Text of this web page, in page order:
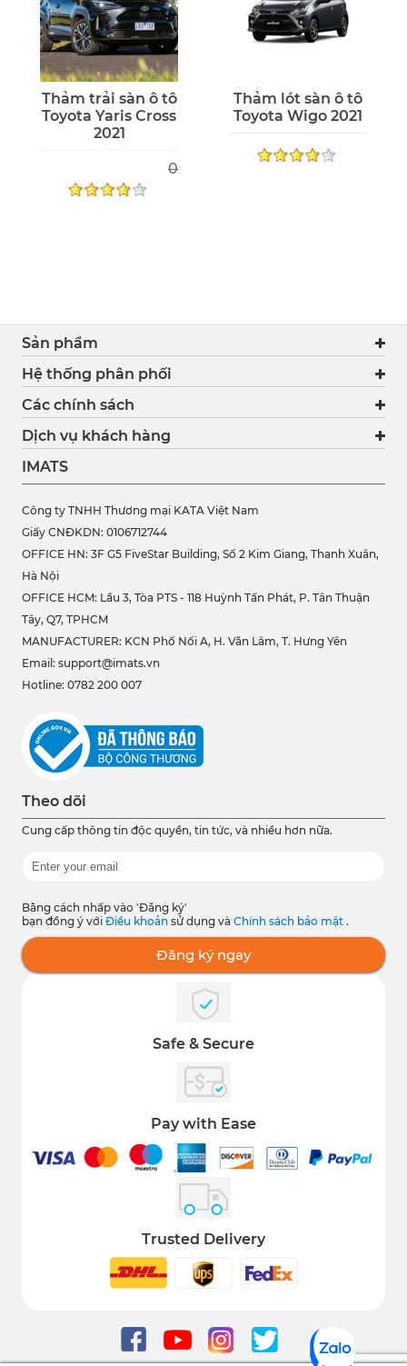
Thảm trải sàn ô tô
Toyota Yaris Cross
2021
0
Thảm lót sàn ô tô
Toyota Wigo 2021
Sản phẩm
Hệ thống phân phối
Các chính sách
Dịch vụ khách hàng
IMATS
Công ty TNHH Thương mại KATA Việt Nam
Giấy CNĐKDN: 0106712744
OFFICE HN: 3F G5 FiveStar Building, Số 2 Kim Giang, Thanh Xuân,
Hà Nội
OFFICE HCM: Lầu 3, Tòa PTS - 118 Huỳnh Tấn Phát, P. Tân Thuận
Tây, Q7, TPHCM
MANUFACTURER: KCN Phố Nối A, H. Văn Lâm, T. Hưng Yên
Email: support@imats.vn
Hotline: 0782 200 007
Theo dõi
Cung cấp thông tin độc quyền, tin tức, và nhiều hơn nữa.
Bằng cách nhấp vào 'Đăng ký'
bạn đồng ý với Điều khoản sử dụng và Chính sách bảo mật .
Đăng ký ngay
Safe & Secure
Pay with Ease
Trusted Delivery